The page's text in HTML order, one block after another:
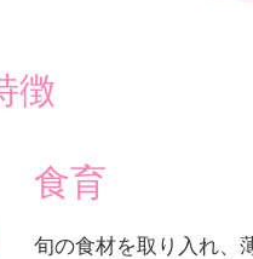
徴
食育
旬の食材を取り入れ、